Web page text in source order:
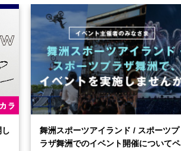
舞洲スポーツアイランド / スポーツプ
ラザ舞洲でのイベント開催についてペ